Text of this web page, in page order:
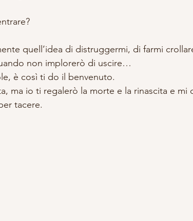
quell’idea di distruggermi, di farmi
non implorerò di uscire…
è così ti do il benvenuto.
ma io ti regalerò la morte e la rinascita e mi
tacere.